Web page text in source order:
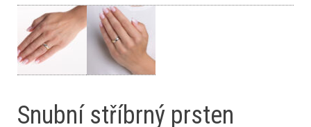
Snubní stříbrný prsten